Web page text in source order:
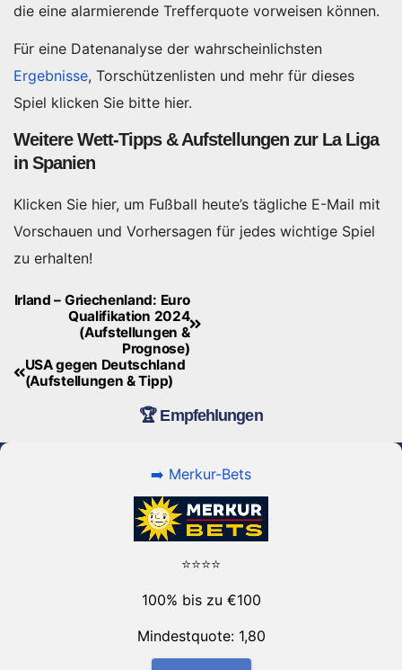
die eine alarmierende Trefferquote vorweisen können.
Für eine Datenanalyse der wahrscheinlichsten
Ergebnisse, Torschützenlisten und mehr für dieses
Spiel klicken Sie bitte hier.
Weitere Wett-Tipps & Aufstellungen zur La Liga
in Spanien
Klicken Sie hier, um Fußball heute’s tägliche E-Mail mit
Vorschauen und Vorhersagen für jedes wichtige Spiel
zu erhalten!
Beitragsnavigation
Irland – Griechenland: Euro
Qualifikation 2024
(Aufstellungen &
Prognose)
USA gegen Deutschland
(Aufstellungen & Tipp)
🏆 Empfehlungen
➡️ Merkur-Bets
⭐⭐⭐⭐
100% bis zu €100
Mindestquote: 1,80